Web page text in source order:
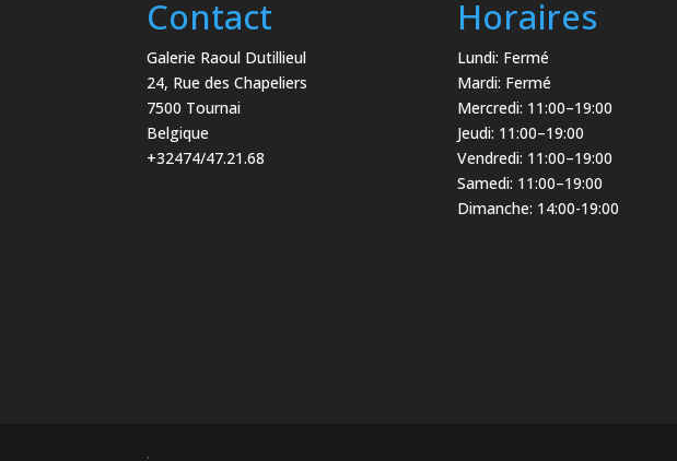
Contact
Galerie Raoul Dutillieul
24, Rue des Chapeliers
7500 Tournai
Belgique
+32474/47.21.68
Horaires
Lundi: Fermé
Mardi: Fermé
Mercredi: 11:00–19:00
Jeudi: 11:00–19:00
Vendredi: 11:00–19:00
Samedi: 11:00–19:00
Dimanche: 14:00-19:00
.